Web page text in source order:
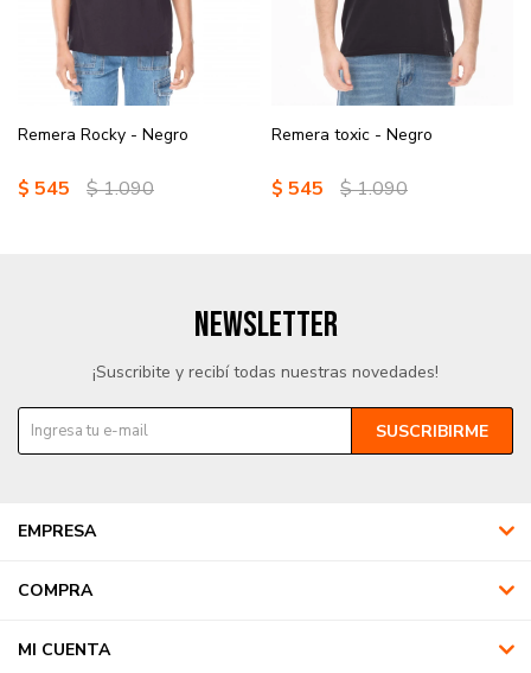
Remera Rocky - Negro
$ 545 $1.090
Remera toxic - Negro
$ 545 $1.090
EMPRESA
COMPRA
MI CUENTA
NEWSLETTER
¡Suscribite y recibí todas nuestras novedades!
SUSCRIBIRME